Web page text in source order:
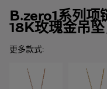
B.zero1系列项
18K玫瑰金吊
更多款式: